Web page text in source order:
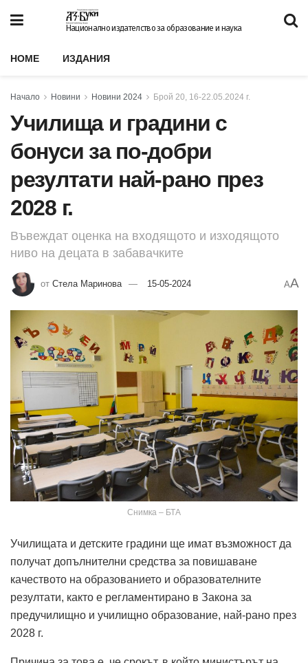
Национално издателство за образование и наука
HOME ИЗДАНИЯ
Начало Новини Новини 2024 Брой 20, 16-22.05.2024 г.
Училища и градини с
бонуси за по-добри
резултати най-рано през
2028 г.
Въвеждат оценка на входящото и изходящото
ниво на децата в забавачките
от Стела Маринова 15-05-2024 AA
Снимка – БТА
Училищата и детските градини ще имат възможност да
получат допълнителни средства за повишаване
качеството на образованието и образователните
резултати, както е регламентирано в Закона за
предучилищно и училищно образование, най-рано през
2028 г.